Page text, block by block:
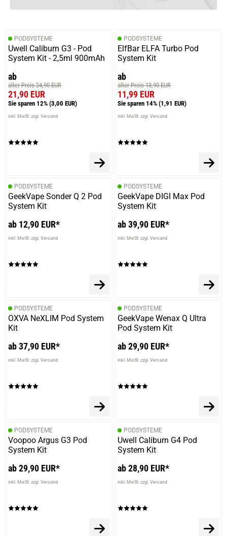
PODSYSTEME
Uwell Caliburn G3 - Pod
System Kit - 2,5ml 900mAh
ab
alter Preis 24,90 EUR
21,90 EUR
Sie sparen 12% (3,00 EUR)
inkl. MwSt. zzgl. Versand
PODSYSTEME
ElfBar ELFA Turbo Pod
System Kit
ab
alter Preis 13,90 EUR
11,99 EUR
Sie sparen 14% (1,91 EUR)
inkl. MwSt. zzgl. Versand
PODSYSTEME
GeekVape Sonder Q 2 Pod
System Kit
ab 12,90 EUR*
inkl. MwSt. zzgl. Versand
PODSYSTEME
GeekVape DIGI Max Pod
System Kit
ab 39,90 EUR*
inkl. MwSt. zzgl. Versand
PODSYSTEME
OXVA NeXLIM Pod System
Kit
ab 37,90 EUR*
inkl. MwSt. zzgl. Versand
PODSYSTEME
GeekVape Wenax Q Ultra
Pod System Kit
ab 29,90 EUR*
inkl. MwSt. zzgl. Versand
PODSYSTEME
Voopoo Argus G3 Pod
System Kit
ab 29,90 EUR*
inkl. MwSt. zzgl. Versand
PODSYSTEME
Uwell Caliburn G4 Pod
System Kit
ab 28,90 EUR*
inkl. MwSt. zzgl. Versand